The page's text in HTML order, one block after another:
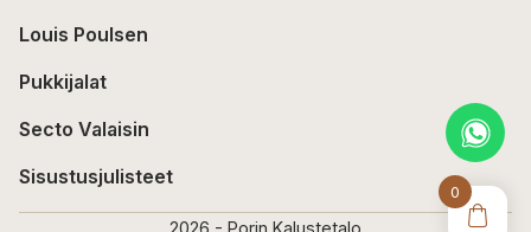
0
Louis Poulsen
Pukkijalat
Secto Valaisin
Sisustusjulisteet
2026 - Porin Kalustetalo